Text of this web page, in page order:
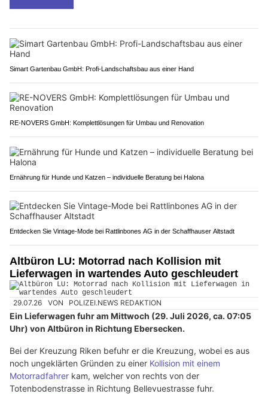
Simart Gartenbau GmbH: Profi-Landschaftsbau aus einer Hand
RE-NOVERS GmbH: Komplettlösungen für Umbau und Renovation
Ernährung für Hunde und Katzen – individuelle Beratung bei Halona
Entdecken Sie Vintage-Mode bei Rattlinbones AG in der Schaffhauser Altstadt
Altbüron LU: Motorrad nach Kollision mit
Lieferwagen in wartendes Auto geschleudert
29.07.26 VON POLIZEI.NEWS REDAKTION
Ein Lieferwagen fuhr am Mittwoch (29. Juli 2026, ca. 07:05
Uhr) von Altbüron in Richtung Ebersecken.
Bei der Kreuzung Riken befuhr er die Kreuzung, wobei es aus
noch ungeklärten Gründen zu einer Kollision mit einem
Motorradfahrer kam, welcher von rechts von der
Totenbodenstrasse in Richtung Bellevuestrasse fuhr.